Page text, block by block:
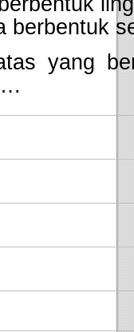
berbentuk
yang